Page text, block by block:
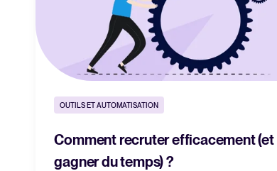
OUTILS ET AUTOMATISATION
Comment recruter efficacement (et
gagner du temps) ?